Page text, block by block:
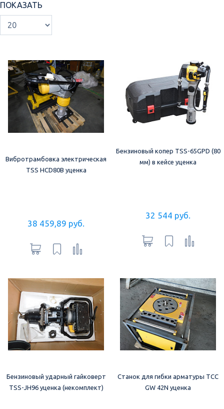
ПОКАЗАТЬ
Вибротрамбовка электрическая
TSS HCD80B уценка
38 459,89 руб.
Бензиновый копер TSS-65GPD (80
мм) в кейсе уценка
32 544 руб.
Бензиновый ударный гайковерт
TSS-JH96 уценка (некомплект)
Станок для гибки арматуры ТСС
GW 42N уценка